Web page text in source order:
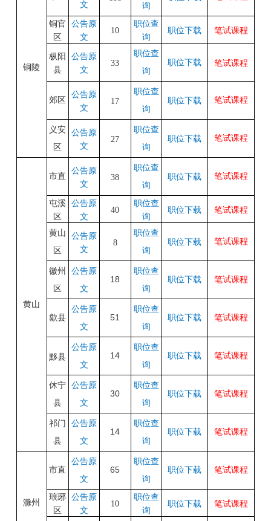
铜陵
文 询
铜官
区
公告原
文
10
职位查
询
职位下载 笔试课程
枞阳
县
公告原
文
33
职位查
询
职位下载 笔试课程
郊区
公告原
文
17
职位查
询
职位下载 笔试课程
义安
区
公告原
文
27
职位查
询
职位下载 笔试课程
黄山
市直
公告原
文
38
职位查
询
职位下载 笔试课程
屯溪
区
公告原
文
40
职位查
询
职位下载 笔试课程
黄山
区
公告原
文
8
职位查
询
职位下载 笔试课程
徽州
区
公告原
文
18
职位查
询
职位下载 笔试课程
歙县
公告原
文
51
职位查
询
职位下载 笔试课程
黟县
公告原
文
14
职位查
询
职位下载 笔试课程
休宁
县
公告原
文
30
职位查
询
职位下载 笔试课程
祁门
县
公告原
文
14
职位查
询
职位下载 笔试课程
滁州
市直
公告原
文
65
职位查
询
职位下载 笔试课程
琅琊
区
公告原
文
10
职位查
询
职位下载 笔试课程